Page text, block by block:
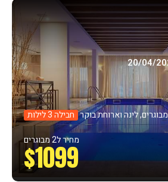
חבילה 3 לילות
מחיר ל2 מבוגרים
$1099